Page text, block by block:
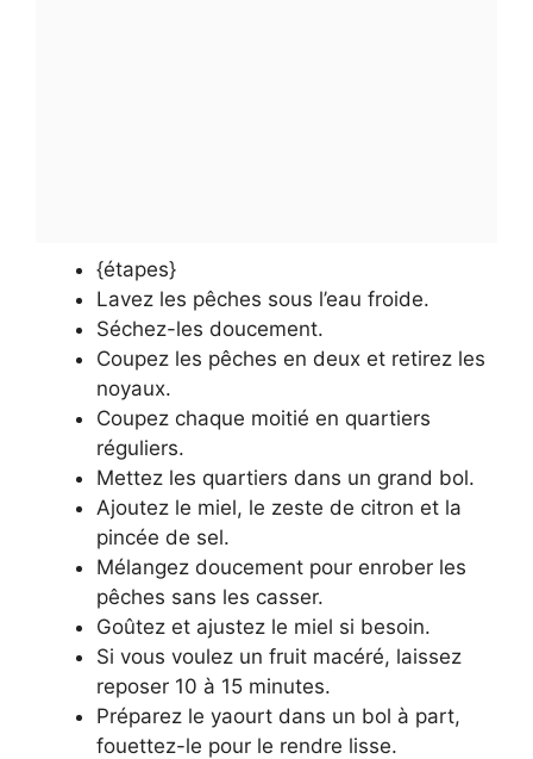
{étapes}
Lavez les pêches sous l’eau froide.
Séchez-les doucement.
Coupez les pêches en deux et retirez les
noyaux.
Coupez chaque moitié en quartiers
réguliers.
Mettez les quartiers dans un grand bol.
Ajoutez le miel, le zeste de citron et la
pincée de sel.
Mélangez doucement pour enrober les
pêches sans les casser.
Goûtez et ajustez le miel si besoin.
Si vous voulez un fruit macéré, laissez
reposer 10 à 15 minutes.
Préparez le yaourt dans un bol à part,
fouettez-le pour le rendre lisse.